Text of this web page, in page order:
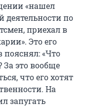
«нашел
деятельности по
приехал в
Это его
пояснял: «Что
это вообще
что его хотят
На
запугать